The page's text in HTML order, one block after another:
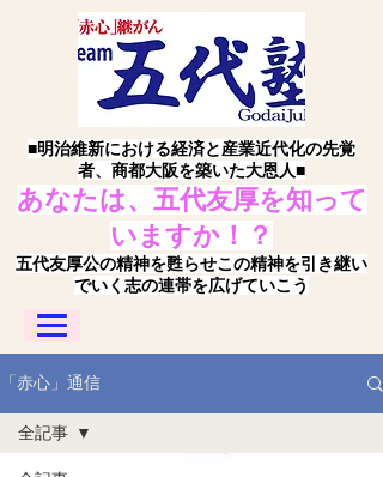
■明治維新における経済と産業近代化の先覚
者、商都大阪を築いた大恩人■
あなたは、五代友厚を知って
いますか！？
五代友厚公の精神を甦らせこの精神を引き継い
でいく志の連帯を広げていこう
「赤心」通信
全記事